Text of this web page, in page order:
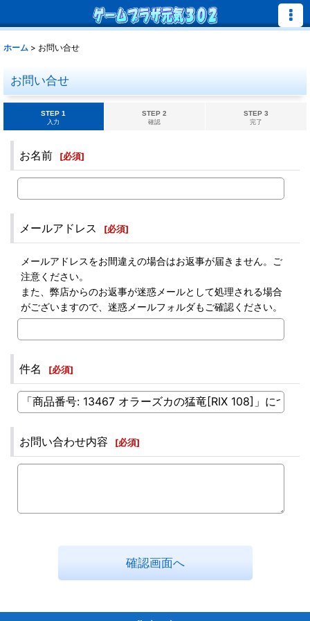
ホーム > お問い合せ
お問い合せ
STEP 1
入力
STEP 2
確認
STEP 3
完了
お名前 [必須]
メールアドレス [必須]
メールアドレスをお間違えの場合はお返事が届きません。ご
注意ください。
また、弊店からのお返事が迷惑メールとして処理される場合
がございますので、迷惑メールフォルダもご確認ください。
件名 [必須]
お問い合わせ内容 [必須]
確認画面へ